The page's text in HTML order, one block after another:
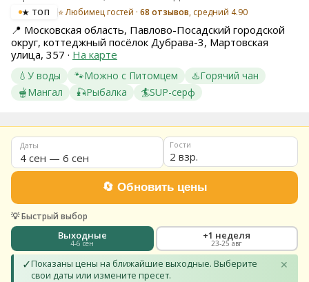
★ ТОП ⭐ Любимец гостей · 68 отзывов, средний 4.90
📍 Московская область, Павлово-Посадский городской
округ, коттеджный посёлок Дубрава-3, Мартовская
улица, 357 · На карте
💧 У воды 🐾Можно с Питомцем ♨️Горячий чан
🫕Мангал 🎣Рыбалка 🏄SUP-серф
Даты Гости
2 взр.
💡 Быстрый выбор
Выходные
4-6 сен
+1 неделя
23-25 авг
✓Показаны цены на ближайшие выходные. Выберите
свои даты или измените пресет.
✕